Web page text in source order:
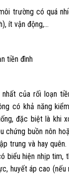
trường có quá
ít vận động,…
tiền đình
của rối loạn
có khả năng
đặc biệt là khi
chứng buồn nôn
trung và hay
biểu hiện nhịp tim,
huyết áp cao (nếu